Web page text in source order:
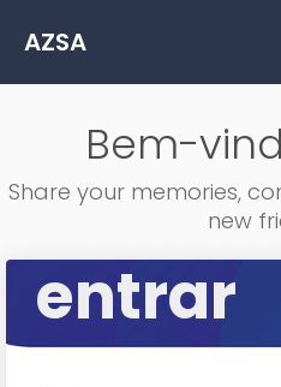
AZSA
Bem-
Share your memories,
new
entrar